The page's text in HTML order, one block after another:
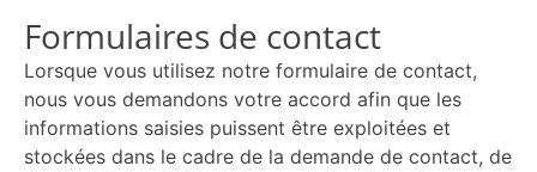
Formulaires de contact
Lorsque vous utilisez notre formulaire de contact,
nous vous demandons votre accord afin que les
informations saisies puissent être exploitées et
stockées dans le cadre de la demande de contact, de